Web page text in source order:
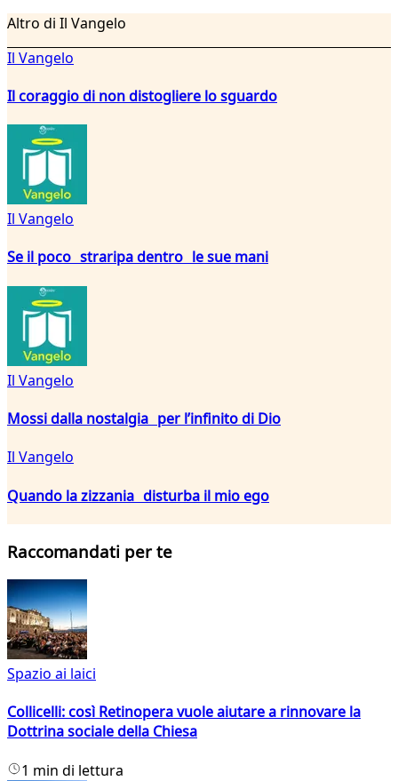
Altro di Il Vangelo
Il Vangelo
Il coraggio di non distogliere lo sguardo
Il Vangelo
Se il poco straripa dentro le sue mani
Il Vangelo
Mossi dalla nostalgia per l’infinito di Dio
Il Vangelo
Quando la zizzania disturba il mio ego
Raccomandati per te
Spazio ai laici
Collicelli: così Retinopera vuole aiutare a rinnovare la
Dottrina sociale della Chiesa
1 min di lettura